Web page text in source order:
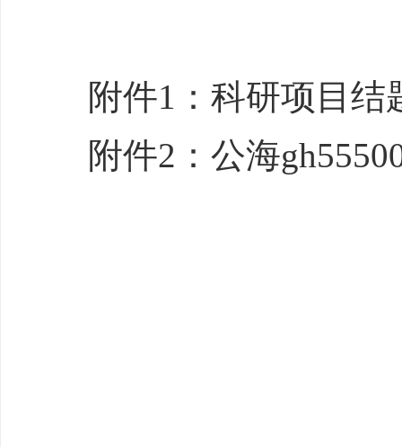
附件1： 科研项目结
附件2： 公海